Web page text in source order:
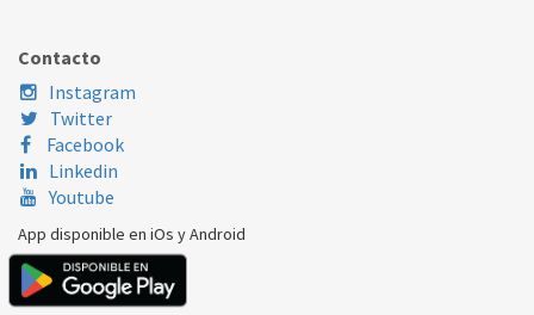
Contacto
Instagram
Twitter
Facebook
Linkedin
Youtube
App disponible en iOs y Android